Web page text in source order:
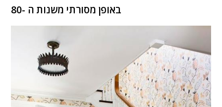
באופן מסורתי משנות ה -80